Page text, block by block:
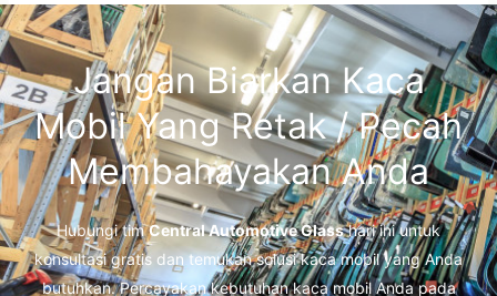
Jangan Biarkan Kaca
Mobil Yang Retak / Pecah
Membahayakan Anda
Hubungi timCentral Automotive Glasshari ini untuk
konsultasi gratis dan temukan solusi kaca mobil yang Anda
butuhkan. Percayakan kebutuhan kaca mobil Anda pada